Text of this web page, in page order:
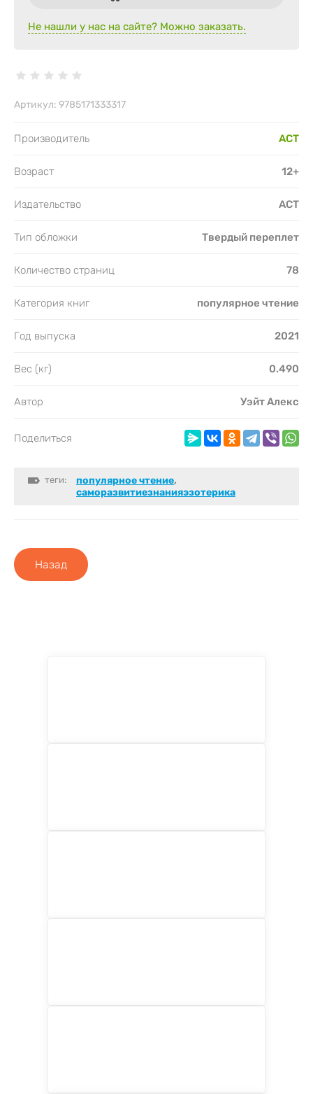
Не нашли у нас на сайте? Можно заказать.
Артикул: 9785171333317
Производитель АСТ
Возраст 12+
Издательство АСТ
Тип обложки Твердый переплет
Количество страниц 78
Категория книг популярное чтение
Год выпуска 2021
Вес (кг) 0.490
Автор Уэйт Алекс
Поделиться
теги: популярное чтение,
саморазвитиезнанияэзотерика
Назад